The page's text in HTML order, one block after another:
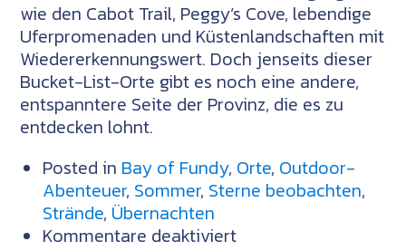
wie den Cabot Trail, Peggy’s Cove, lebendige
Uferpromenaden und Küstenlandschaften mit
Wiedererkennungswert. Doch jenseits dieser
Bucket-List-Orte gibt es noch eine andere,
entspanntere Seite der Provinz, die es zu
entdecken lohnt.
Posted in Bay of Fundy, Orte, Outdoor-
Abenteuer, Sommer, Sterne beobachten,
Strände, Übernachten
Kommentare deaktiviertfür